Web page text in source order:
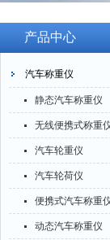
产品中心
汽车称重仪
静态汽车称重仪
无线便携式称重
汽车轮重仪
汽车轮荷仪
便携式汽车称重
动态汽车称重仪